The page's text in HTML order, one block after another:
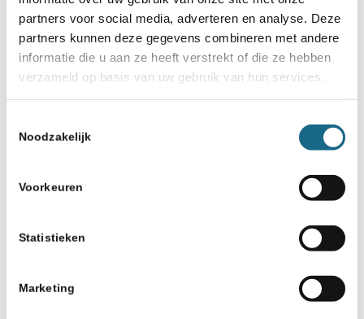
partners voor social media, adverteren en analyse. Deze
partners kunnen deze gegevens combineren met andere
informatie die u aan ze heeft verstrekt of die ze hebben
verzameld op basis van uw gebruik van hun services.
Noodzakelijk
Voorkeuren
Statistieken
Marketing
12 juni 2021
De Spits uit Utrecht Nederlands
Kampioen Schoolschaak